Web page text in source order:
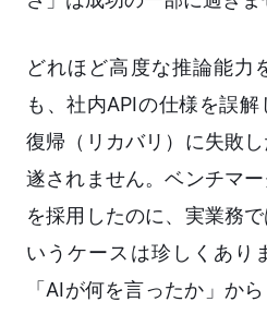
どれほど高度な推論能力
も、社内APIの仕様を誤
復帰（リカバリ）に失敗
遂されません。ベンチマ
を採用したのに、実業務
いうケースは珍しくあり
「AIが何を言ったか」か